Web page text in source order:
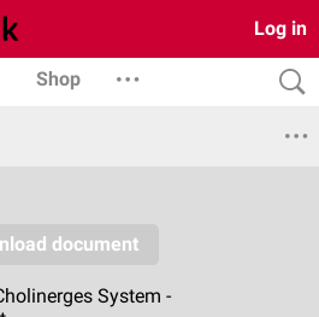
Log in
Shop